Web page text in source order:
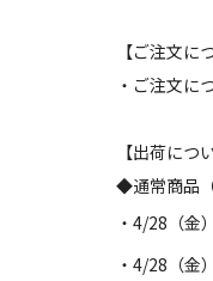
【ご注文に
・ご注文に
【出荷につ
◆通常商品
・4/28（金
・4/28（金